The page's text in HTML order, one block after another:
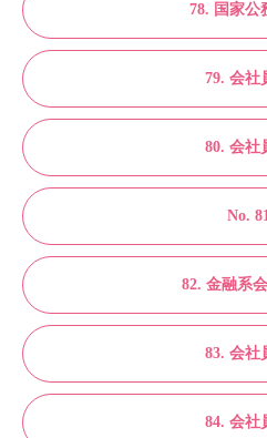
78. 国家公
79. 会社
80. 会社
No.
82. 金融系
83. 会社
84. 会社